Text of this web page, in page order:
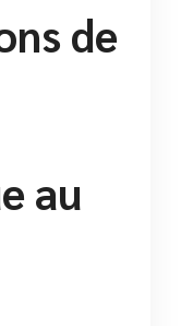
de
au